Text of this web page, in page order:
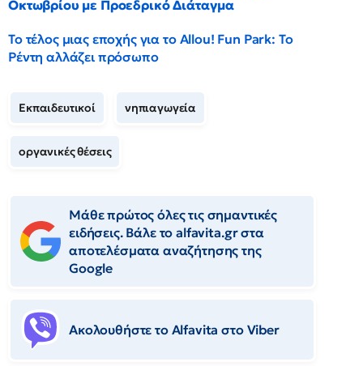
Οκτωβρίου με Προεδρικό Διάταγμα
Το τέλος μιας εποχής για το Allou! Fun Park: Το
Ρέντη αλλάζει πρόσωπο
Εκπαιδευτικοί νηπιαγωγεία
οργανικές θέσεις
Μάθε πρώτος όλες τις σημαντικές
ειδήσεις. Βάλε το alfavita.gr στα
αποτελέσματα αναζήτησης της
Google
Ακολουθήστε το Αlfavita στο Viber